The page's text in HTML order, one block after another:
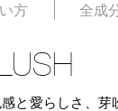
方 全成
と愛らしさ、